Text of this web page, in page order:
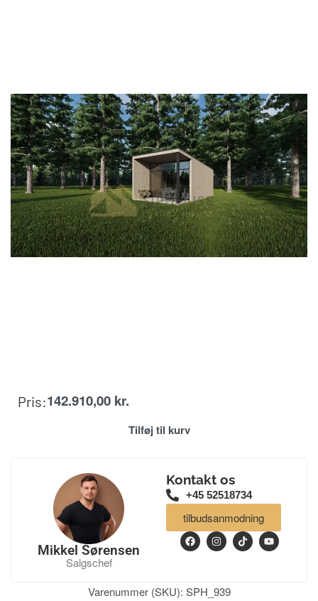
Pris:142.910,00 kr.
Tilføj til kurv
Kontakt os
+45 52518734
tilbudsanmodning
Mikkel Sørensen
Salgschef
Varenummer (SKU): SPH_939